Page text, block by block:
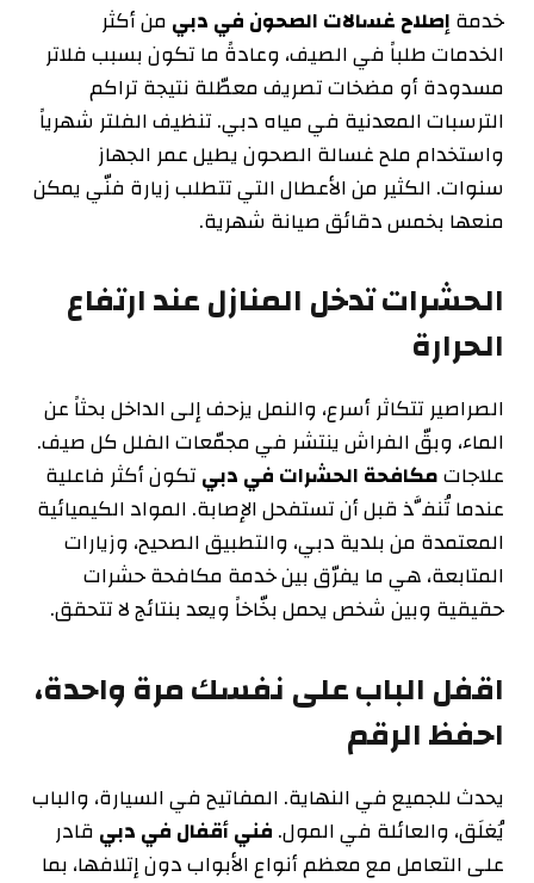
خدمةإصلاح غسالات الصحون في دبيمن أكثر
الخدمات طلباً في الصيف، وعادةً ما تكون بسبب فلاتر
مسدودة أو مضخات تصريف معطّلة نتيجة تراكم
الترسبات المعدنية في مياه دبي. تنظيف الفلتر شهرياً
واستخدام ملح غسالة الصحون يطيل عمر الجهاز
سنوات. الكثير من الأعطال التي تتطلب زيارة فنّي يمكن
منعها بخمس دقائق صيانة شهرية.
الحشرات تدخل المنازل عند ارتفاع
الحرارة
الصراصير تتكاثر أسرع، والنمل يزحف إلى الداخل بحثاً عن
الماء، وبقّ الفراش ينتشر في مجمّعات الفلل كل صيف.
علاجاتمكافحة الحشرات في دبيتكون أكثر فاعلية
عندما تُنفَّذ قبل أن تستفحل الإصابة. المواد الكيميائية
المعتمدة من بلدية دبي، والتطبيق الصحيح، وزيارات
المتابعة، هي ما يفرّق بين خدمة مكافحة حشرات
حقيقية وبين شخص يحمل بخّاخاً ويعد بنتائج لا تتحقق.
اقفل الباب على نفسك مرة واحدة،
احفظ الرقم
يحدث للجميع في النهاية. المفاتيح في السيارة، والباب
يُغلَق، والعائلة في المول.فني أقفال في دبيقادر
على التعامل مع معظم أنواع الأبواب دون إتلافها، بما